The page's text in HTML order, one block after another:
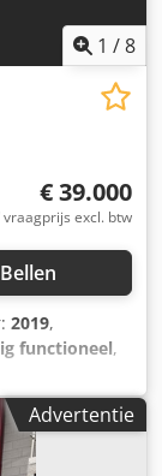
1 /8
€ 39.000
vraagprijs excl. btw
Bellen
2019,
functioneel,
,
,
Advertentie